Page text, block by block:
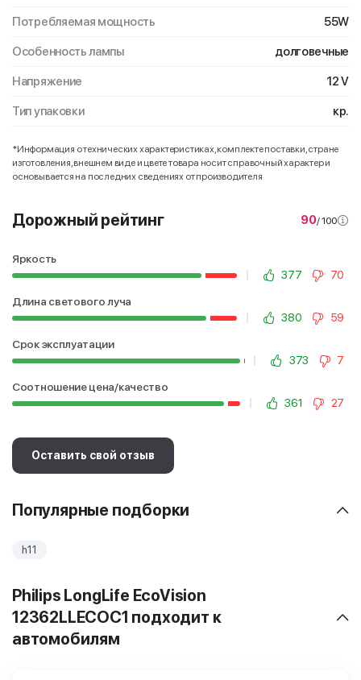
Потребляемая мощность 55W
Особенность лампы долговечные
Напряжение 12 V
Тип упаковки кр.
*Информация о технических характеристиках, комплекте поставки, стране
изготовления, внешнем виде и цвете товара носит справочный характер и
основывается на последних сведениях от производителя
Дорожный рейтинг 90/ 100
Яркость
377
70
Длина светового луча
380
59
Срок эксплуатации
373
7
Соотношение цена/качество
361
27
Оставить свой отзыв
Популярные подборки
h11
Philips LongLife EcoVision
12362LLECOC1 подходит к
автомобилям